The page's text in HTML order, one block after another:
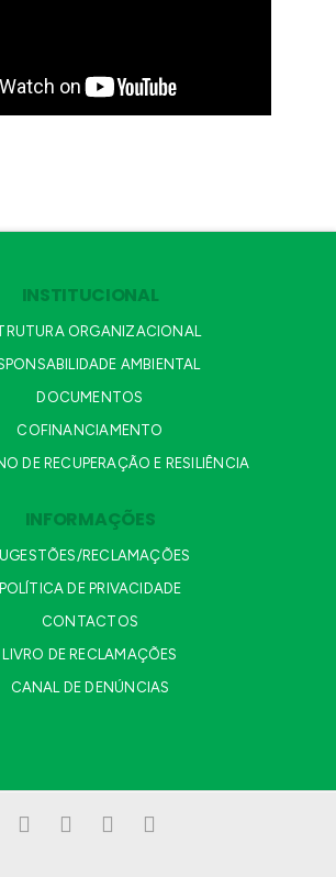
INSTITUCIONAL
ORGANIZACIONAL
AMBIENTAL
DOCUMENTOS
COFINANCIAMENTO
DE RECUPERAÇÃO E RESILIÊNCIA
INFORMAÇÕES
RECLAMAÇÕES
POLÍTICA DE PRIVACIDADE
CONTACTOS
LIVRO DE RECLAMAÇÕES
CANAL DE DENÚNCIAS